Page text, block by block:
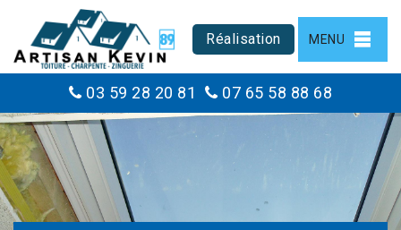
Réalisation MENU
03 59 28 20 81 07 65 58 88 68